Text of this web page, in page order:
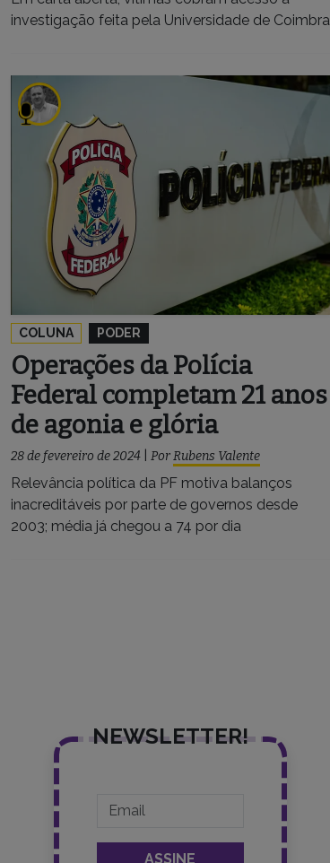
investigação feita pela Universidade de Coimbra
COLUNA PODER
Operações da Polícia
Federal completam 21 anos
de agonia e glória
28 de fevereiro de 2024 PorRubens Valente
Relevância política da PF motiva balanços
inacreditáveis por parte de governos desde
2003; média já chegou a 74 por dia
NEWSLETTER!